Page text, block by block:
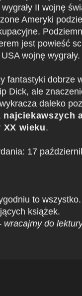
II wojnę
Ameryki
jest powieść
wojnę wygrały.
fantastyki dobrze
Dick, ale
daleko
najciekawszych
XX wieku.
17
to
książek.
wracajmy do